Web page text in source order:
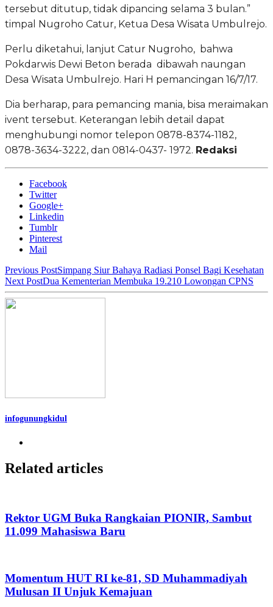
tersebut ditutup, tidak dipancing selama 3 bulan.”
timpal Nugroho Catur, Ketua Desa Wisata Umbulrejo.
Perlu diketahui, lanjut Catur Nugroho, bahwa
Pokdarwis Dewi Beton berada dibawah naungan
Desa Wisata Umbulrejo. Hari H pemancingan 16/7/17.
Dia berharap, para pemancing mania, bisa meraimakan
ivent tersebut. Keterangan lebih detail dapat
menghubungi nomor telepon 0878-8374-1182,
0878-3634-3222, dan 0814-0437- 1972. Redaksi
Facebook
Twitter
Google+
Linkedin
Tumblr
Pinterest
Mail
Previous PostSimpang Siur Bahaya Radiasi Ponsel Bagi Kesehatan
Next PostDua Kementerian Membuka 19.210 Lowongan CPNS
infogunungkidul
Related articles
Rektor UGM Buka Rangkaian PIONIR, Sambut
11.099 Mahasiswa Baru
Momentum HUT RI ke-81, SD Muhammadiyah
Mulusan II Unjuk Kemajuan